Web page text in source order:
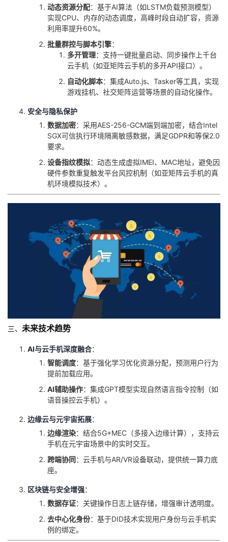
动态资源分配：基于AI算法（如LSTM负载预测模型）
实现CPU、内存的动态调度，高峰时段自动扩容，资源
利用率提升60%。
批量群控与脚本引擎：
多开管理：支持一键批量启动、同步操作上千台
云手机（如亚矩阵云手机的多开API接口）。
自动化脚本：集成Auto.js、Tasker等工具，实现
游戏挂机、社交矩阵运营等场景的自动化操作。
安全与隐私保护
数据加密：采用AES-256-GCM端到端加密，结合Intel
SGX可信执行环境隔离敏感数据，满足GDPR和等保2.0
要求。
设备指纹模拟：动态生成虚拟IMEI、MAC地址，避免因
硬件参数重复触发平台风控机制（如亚矩阵云手机的真
机环境模拟技术）。
三、 未来技术趋势
AI与云手机深度融合：
智能调度：基于强化学习优化资源分配，预测用户行为
提前加载应用。
AI辅助操作：集成GPT模型实现自然语言指令控制（如
语音操控云手机）。
边缘云与元宇宙拓展：
边缘渲染：结合5G+MEC（多接入边缘计算），支持云
手机在元宇宙场景中的实时交互。
跨端协同：云手机与AR/VR设备联动，提供统一算力底
座。
区块链与安全增强：
数据存证：关键操作日志上链存储，增强审计透明度。
去中心化身份：基于DID技术实现用户身份与云手机实
例的绑定。